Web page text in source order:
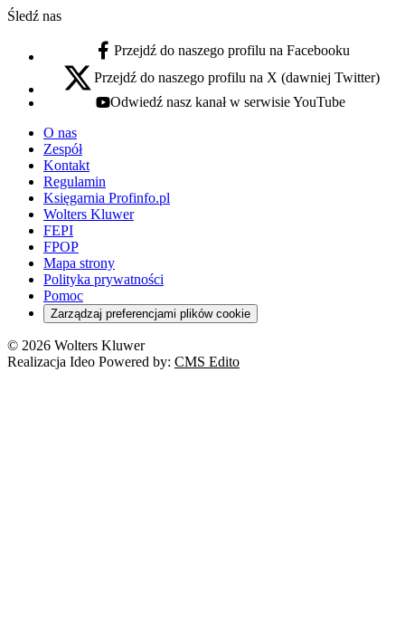
Śledź nas
facebook - otwiera się w nowej karcie
Przejdź do naszego profilu na Facebooku
x - otwiera się w nowej karcie
Przejdź do naszego profilu na X (dawniej Twitter)
youtube - otwiera się w nowej karcie
Odwiedź nasz kanał w serwisie YouTube
O nas
Zespół
Kontakt
Regulamin
Księgarnia Profinfo.pl
Wolters Kluwer
FEPI
FPOP
Mapa strony
Polityka prywatności
Pomoc
Zarządzaj preferencjami plików cookie
© 2026 Wolters Kluwer
Realizacja Ideo Powered by: CMS Edito